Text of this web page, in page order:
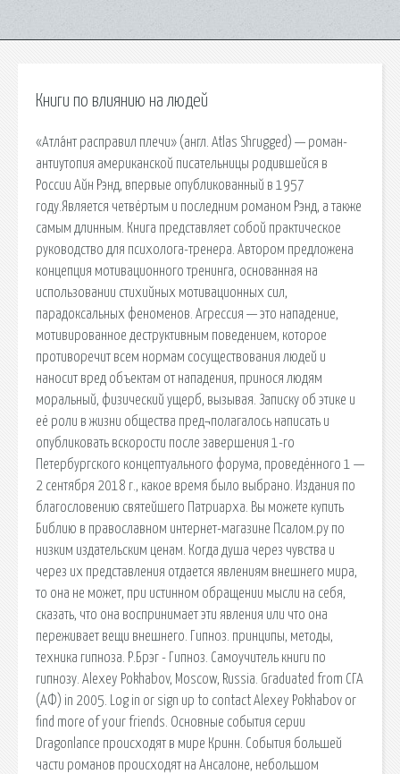
Книги по влиянию на людей
«Атла́нт расправил плечи» (англ. Atlas Shrugged) — роман-
антиутопия американской писательницы родившейся в
России Айн Рэнд, впервые опубликованный в 1957
году.Является четвёртым и последним романом Рэнд, а также
самым длинным. Книга представляет собой практическое
руководство для психолога-тренера. Автором предложена
концепция мотивационного тренинга, основанная на
использовании стихийных мотивационных сил,
парадоксальных феноменов. Агрессия — это нападение,
мотивированное деструктивным поведением, которое
противоречит всем нормам сосуществования людей и
наносит вред объектам от нападения, принося людям
моральный, физический ущерб, вызывая. Записку об этике и
её роли в жизни общества пред¬полагалось написать и
опубликовать вскорости после завершения 1-го
Петербургского концептуального форума, проведённого 1 —
2 сентября 2018 г., какое время было выбрано. Издания по
благословению святейшего Патриарха. Вы можете купить
Библию в православном интернет-магазине Псалом.ру по
низким издательским ценам. Когда душа через чувства и
через их представления отдается явлениям внешнего мира,
то она не может, при истинном обращении мысли на себя,
сказать, что она воспринимает эти явления или что она
переживает вещи внешнего. Гипноз. принципы, методы,
техника гипноза. Р.Брэг - Гипноз. Самоучитель книги по
гипнозу. Alexey Pokhabov, Moscow, Russia. Graduated from СГА
(АФ) in 2005. Log in or sign up to contact Alexey Pokhabov or
find more of your friends. Основные события серии
Dragonlance происходят в мире Кринн. События большей
части романов происходят на Ансалоне, небольшом